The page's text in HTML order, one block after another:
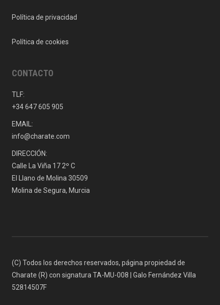
Política de privacidad
Política de cookies
CONTACTO
TLF:
+34 647 605 905
EMAIL:
info@charate.com
DIRECCIÓN:
Calle La Viña 17 2º C
El Llano de Molina 30509
Molina de Segura, Murcia
(C) Todos los derechos reservados, página propiedad de
Charate (R) con signatura TA-MU-008 | Galo Fernández Villa
52814507F